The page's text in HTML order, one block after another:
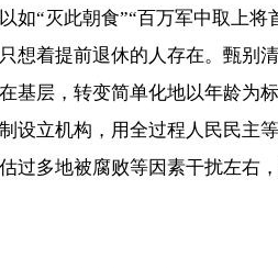
如“灭此朝食”“百万军中取上将
想着提前退休的人存在。甄别
基层，转变简单化地以年龄为
设立机构，用全过程人民民主
过多地被腐败等因素干扰左右